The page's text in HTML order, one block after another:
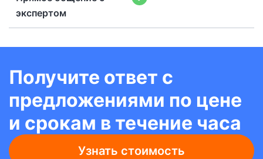
экспертом
Получите ответ с
предложениями по цене
и срокам в течение часа
Узнать стоимость